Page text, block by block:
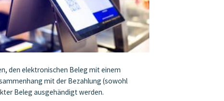
den elektronischen Beleg mit einem
mit der Bezahlung (sowohl
Beleg ausgehändigt werden.